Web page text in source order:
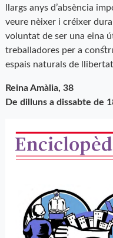
llargs anys d’absència
veure nèixer i créixer
voluntat de ser una eina
treballadores per a
espais naturals de
Reina Amàlia, 38
De dilluns a dissabte de